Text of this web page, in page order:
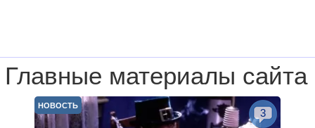
Главные материалы сайта
НОВОСТЬ
3